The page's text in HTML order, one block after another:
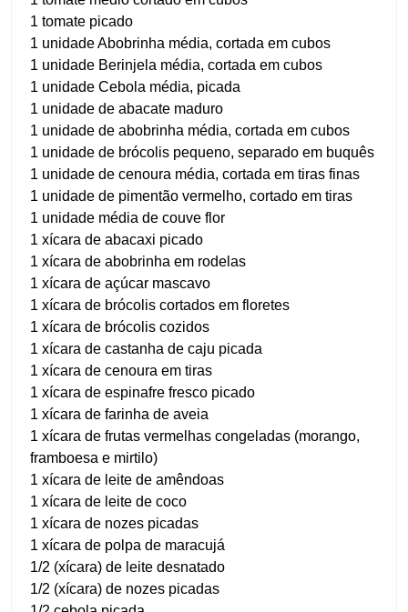
1 tomate picado
1 unidade Abobrinha média, cortada em cubos
1 unidade Berinjela média, cortada em cubos
1 unidade Cebola média, picada
1 unidade de abacate maduro
1 unidade de abobrinha média, cortada em cubos
1 unidade de brócolis pequeno, separado em buquês
1 unidade de cenoura média, cortada em tiras finas
1 unidade de pimentão vermelho, cortado em tiras
1 unidade média de couve flor
1 xícara de abacaxi picado
1 xícara de abobrinha em rodelas
1 xícara de açúcar mascavo
1 xícara de brócolis cortados em floretes
1 xícara de brócolis cozidos
1 xícara de castanha de caju picada
1 xícara de cenoura em tiras
1 xícara de espinafre fresco picado
1 xícara de farinha de aveia
1 xícara de frutas vermelhas congeladas (morango,
framboesa e mirtilo)
1 xícara de leite de amêndoas
1 xícara de leite de coco
1 xícara de nozes picadas
1 xícara de polpa de maracujá
1/2 (xícara) de leite desnatado
1/2 (xícara) de nozes picadas